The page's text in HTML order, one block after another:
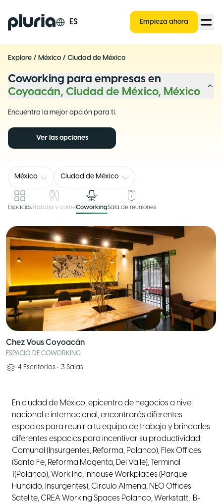
Logo Pluria ES Empieza ahora
Explore / México / Ciudad de México
Coworking para empresas en
Coyoacán, Ciudad de México, México
Encuentra la mejor opción para ti.
Ver las opciones
México Ciudad de México
EspaciosTrabaja y comeCoworkingSala de reuniones
Chez Vous Coyoacán
ESPACIO DE COWORKING
4 Escritorios • 3 Salas
En ciudad de México, epicentro de negocios a nivel
nacional e internacional, encontrarás diferentes
espacios para reunir a tu equipo de trabajo y brindarles
diferentes espacios para incentivar su productividad:
Comunal (Insurgentes, Reforma, Polanco), Flex Offices
(Santa Fe, Reforma Magenta, Del Valle), Terminal
1(Polanco), Work Inc, Inhouse Workplaces (Parque
Hundido, Insurgentes), Circulo Almena, NEO Offices
Satelite, CREA Working Spaces Polanco, Werkstatt, B-